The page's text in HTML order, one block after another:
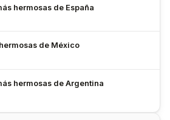
hermosas de España
de México
hermosas de Argentina